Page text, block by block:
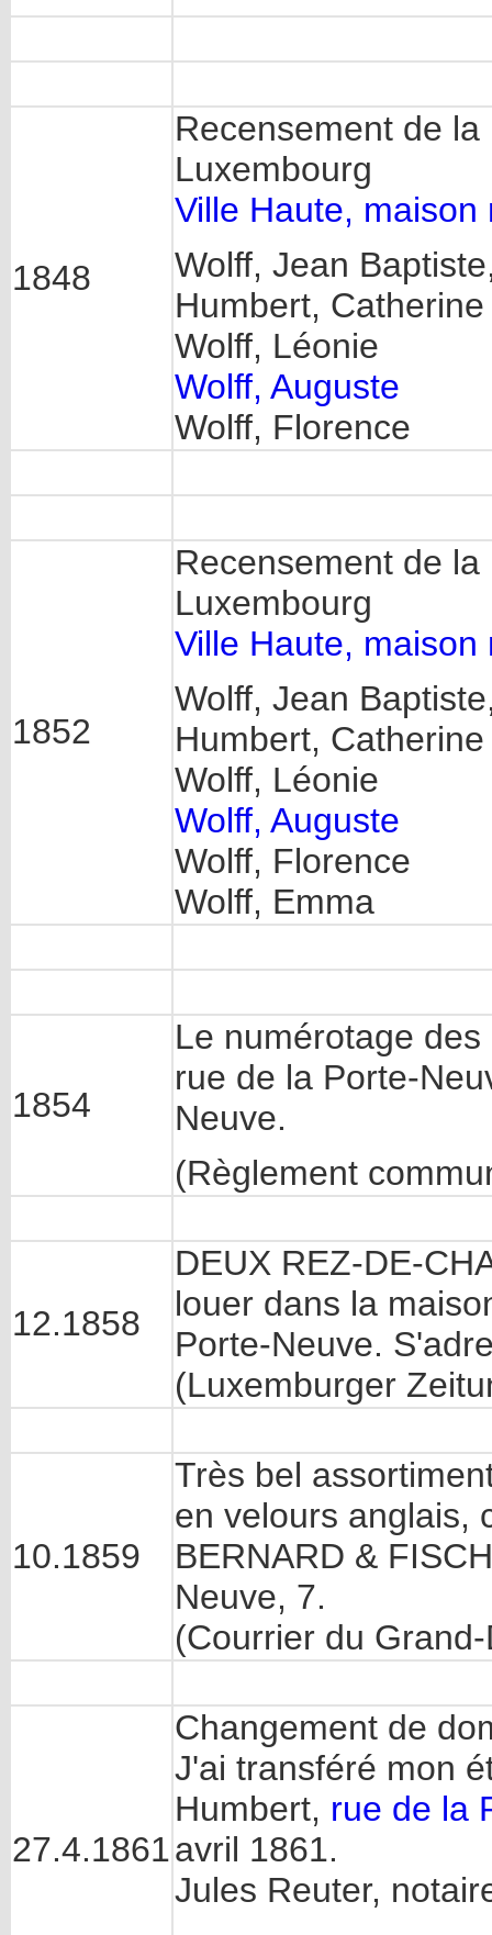
1848
Recensement de
Luxembourg
Ville Haute, maison
Wolff, Jean
Humbert, Catherine
Wolff, Léonie
Wolff, Auguste
Wolff, Florence
1852
Recensement de
Luxembourg
Ville Haute, maison
Wolff, Jean
Humbert, Catherine
Wolff, Léonie
Wolff, Auguste
Wolff, Florence
Wolff, Emma
1854
Le numérotage
rue de la Porte-
Neuve.
(Règlement
12.1858
DEUX REZ-DE-
louer dans la
Porte-Neuve.
(Luxemburger
10.1859
Très bel
en velours anglais,
BERNARD &
Neuve, 7.
(Courrier du
27.4.1861
Changement de
J'ai transféré mon
Humbert, rue de la
avril 1861.
Jules Reuter,